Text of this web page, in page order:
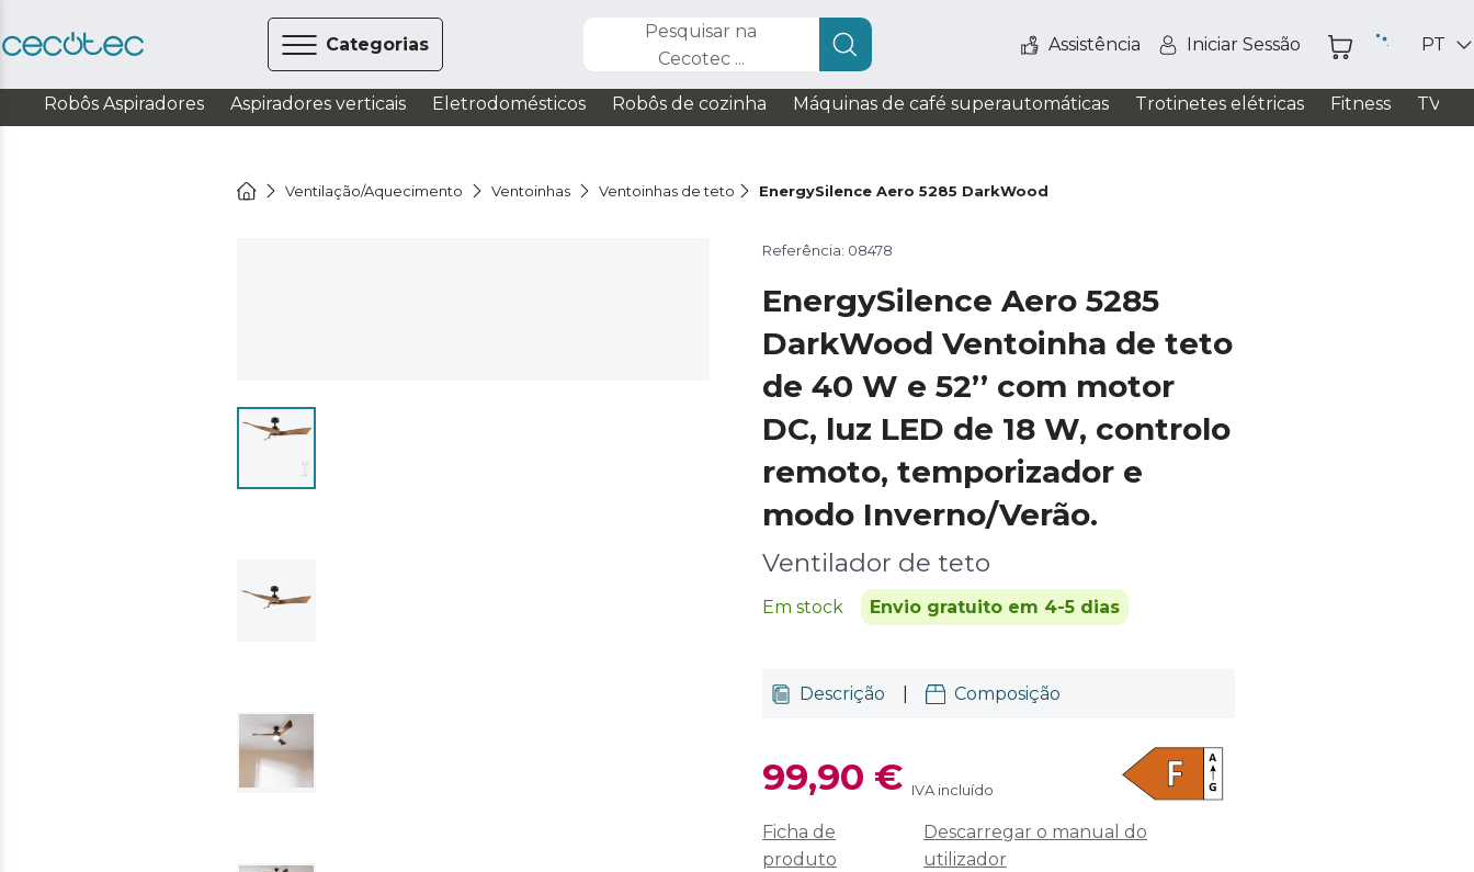
Categorias
Pesquisar na
Cecotec ...
Assistência Iniciar Sessão PT
Robôs Aspiradores Aspiradores verticais Eletrodomésticos Robôs de cozinha Máquinas de café superautomáticas Trotinetes elétricas Fitness TV /
Ventilação/Aquecimento Ventoinhas Ventoinhas de teto EnergySilence Aero 5285 DarkWood
Referência: 08478
EnergySilence Aero 5285
DarkWood Ventoinha de teto
de 40 W e 52’’ com motor
DC, luz LED de 18 W, controlo
remoto, temporizador e
modo Inverno/Verão.
Ventilador de teto
Em stock Envio gratuito em 4-5 dias
Descrição Composição
99,90 € IVA incluído
Ficha de
produto
Descarregar o manual do
utilizador